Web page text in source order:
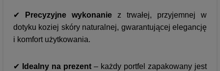
✔ Precyzyjne wykonanie z trwałej, przyjemnej w
dotyku koziej skóry naturalnej, gwarantującej elegancję
i komfort użytkowania.
✔ Idealny na prezent – każdy portfel zapakowany jest